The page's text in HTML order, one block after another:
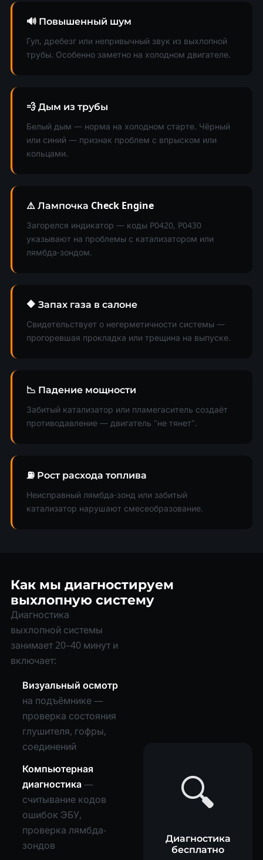
🔊 Повышенный шум
Гул, дребезг или непривычный звук из выхлопной
трубы. Особенно заметно на холодном двигателе.
💨 Дым из трубы
Белый дым — норма на холодном старте. Чёрный
или синий — признак проблем с впрыском или
кольцами.
⚠️ Лампочка Check Engine
Загорелся индикатор — коды P0420, P0430
указывают на проблемы с катализатором или
лямбда-зондом.
🔶 Запах газа в салоне
Свидетельствует о негерметичности системы —
прогоревшая прокладка или трещина на выпуске.
📉 Падение мощности
Забитый катализатор или пламегаситель создаёт
противодавление — двигатель "не тянет".
⛽ Рост расхода топлива
Неисправный лямбда-зонд или забитый
катализатор нарушают смесеобразование.
Как мы диагностируем
выхлопную систему
Диагностика
выхлопной системы
занимает 20–40 минут и
включает:
Визуальный осмотр
на подъёмнике —
проверка состояния
глушителя, гофры,
соединений
Компьютерная
диагностика—
считывание кодов
ошибок ЭБУ,
проверка лямбда-
зондов
🔍
Диагностика
бесплатно